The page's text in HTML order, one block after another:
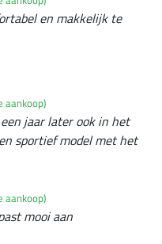
en makkelijk te
aankoop)
jaar later ook in het
sportief model met het
aankoop)
mooi aan